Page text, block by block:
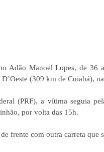
Adão Manoel Lopes, de 36
(309 km de Cuiabá),
(PRF), a vítima seguia
por volta das 15h.
frente com outra carreta que